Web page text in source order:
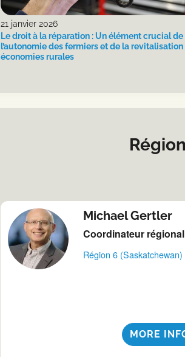
21 janvier 2026
Le droit à la réparation : Un élément crucial de
l’autonomie des fermiers et de la revitalisation
économies rurales
Michael Gertler
Coordinateur régional
Région 6 (Saskatchewan)
MORE